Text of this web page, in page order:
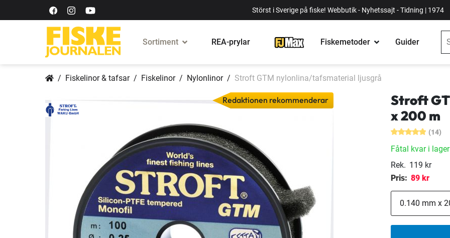
Störst i Sverige på fiske! Webbutik - Nyhetssajt - Tidning | 1974
Sortiment REA-prylar Fiskemetoder Guider
Fiskelinor & tafsar Fiskelinor Nylonlinor Stroft GTM nylonlina/tafsmaterial ljusgrå
Redaktionen rekommenderar
Stroft
x 200 m
(14)
Fåtal kvar i lager
Rek. 119 kr
Pris: 89 kr